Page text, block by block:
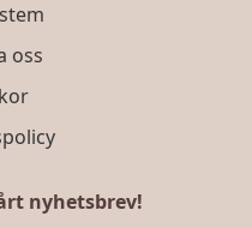
oss
nyhetsbrev!